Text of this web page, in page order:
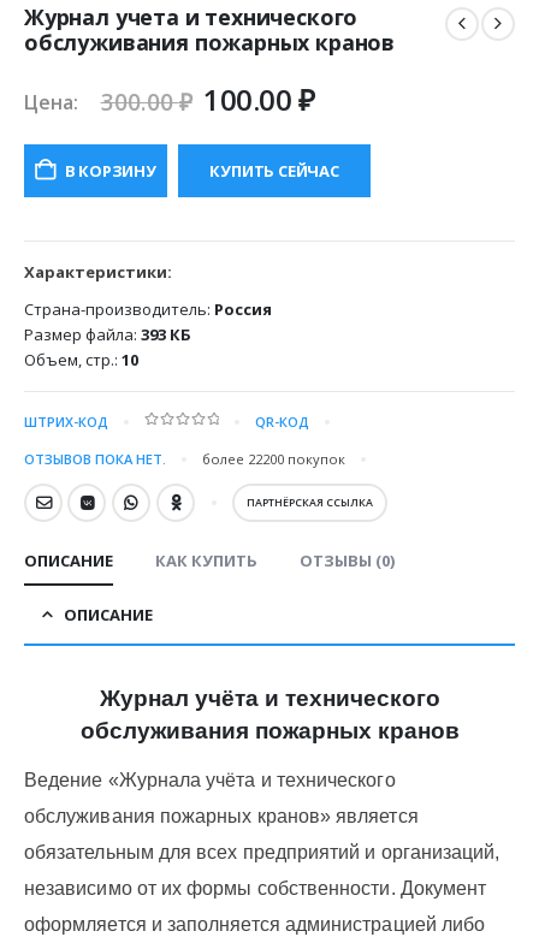
Журнал учета и технического
обслуживания пожарных кранов
Цена: 300.00₽ Первоначальная
составляла
300.00 ₽.
100.00₽Текущая
100.00 ₽.
В КОРЗИНУ КУПИТЬ СЕЙЧАС
Характеристики:
Страна-производитель: Россия
Размер файла: 393 КБ
Объем, стр.: 10
ШТРИХ-КОД QR-КОД
ОТЗЫВОВ ПОКА НЕТ. более 22200 покупок
ПАРТНЁРСКАЯ ССЫЛКА
ОПИСАНИЕ КАК КУПИТЬ ОТЗЫВЫ (0)
ОПИСАНИЕ
Журнал учёта и технического
обслуживания пожарных кранов
Ведение «Журнала учёта и технического
обслуживания пожарных кранов» является
обязательным для всех предприятий и организаций,
независимо от их формы собственности. Документ
оформляется и заполняется администрацией либо